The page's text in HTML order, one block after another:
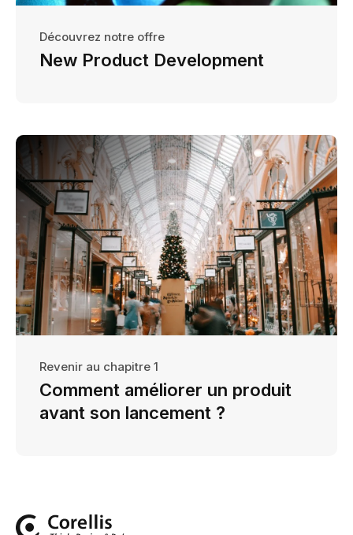
Découvrez notre offre
New Product Development
Revenir au chapitre 1
Comment améliorer un produit
avant son lancement ?